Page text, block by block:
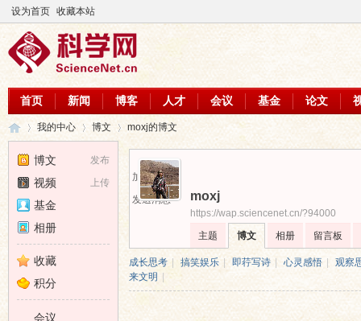
设为首页 收藏本站
首页 新闻 博客 人才 会议 基金 论文
›
我的中心 博文 moxj的博文
加为好友
发送消息
moxj
https://wap.sciencenet.cn/?94000
主题
博文 相册 留言板
成长思考 搞笑娱乐 即荇写诗 心灵感悟
观察
来文明
发布
博文
上传
视频
基金
相册
收藏
积分
会议